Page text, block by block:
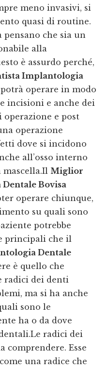
meno invasivi, si
quasi di routine.
che sia un
alla
è assurdo perché,
Implantologia
potrà operare in modo
incisioni e anche dei
e post
operazione
dove si incidono
all’osso interno
mascella.Il Miglior
Bovisa
operare chiunque,
su quali sono
potrebbe
principali che il
Dentale
è quello che
radici dei denti
ma si ha anche
sono le
ha o da dove
radici dei
comprendere. Esse
una radice che